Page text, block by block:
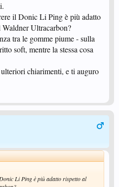
che hai tu) hanno tutte solo un tipo di
durezza.
per questa gomma.
ti consiglierei di iniziare con una 1.8
il Donic Li Ping è più adatto
Ultracarbon?
tra le gomme piume - sulla
soft, mentre la stessa cosa
chiarimenti, e ti auguro
Li Ping è più adatto rispetto al